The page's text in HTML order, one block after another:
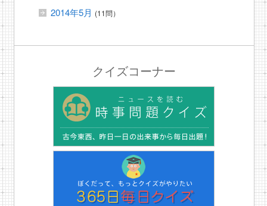
2014年5月 (11問）
クイズコーナー